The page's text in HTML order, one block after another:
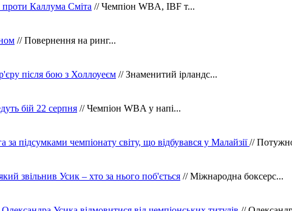
проти Каллума Сміта // Чемпіон WBA, IBF т...
// Повернення на ринг...
після бою з Холлоуеєм // Знаменитий ірландс...
бій 22 серпня // Чемпіон WBA у напі...
за підсумками чемпіонату світу, що відбувався у Малайзії//
звільнив Усик – хто за нього поб'ється // Міжнародна боксерс...